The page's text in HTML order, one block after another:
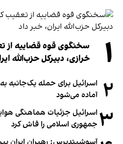
۱
سخنگوی قوه قضاییه از
خرازی، دبیر‌کل حزب‌الله
۲ اسرائیل برای حمله یک‌جانبه
آماده می‌شود
۳ اسرائیل جزئیات هماهنگی
جمهوری اسلامی را فاش کرد